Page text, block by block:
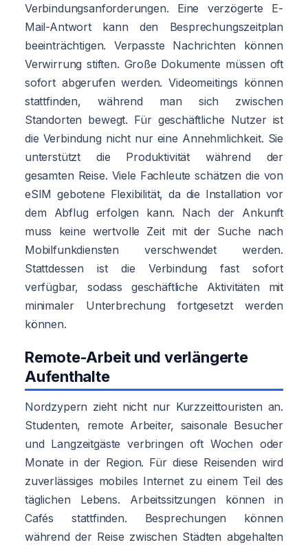
Verbindungsanforderungen. Eine verzögerte E-
Mail-Antwort kann den Besprechungszeitplan
beeinträchtigen. Verpasste Nachrichten können
Verwirrung stiften. Große Dokumente müssen oft
sofort abgerufen werden. Videomeitings können
stattfinden, während man sich zwischen
Standorten bewegt. Für geschäftliche Nutzer ist
die Verbindung nicht nur eine Annehmlichkeit. Sie
unterstützt die Produktivität während der
gesamten Reise. Viele Fachleute schätzen die von
eSIM gebotene Flexibilität, da die Installation vor
dem Abflug erfolgen kann. Nach der Ankunft
muss keine wertvolle Zeit mit der Suche nach
Mobilfunkdiensten verschwendet werden.
Stattdessen ist die Verbindung fast sofort
verfügbar, sodass geschäftliche Aktivitäten mit
minimaler Unterbrechung fortgesetzt werden
können.
Remote-Arbeit und verlängerte
Aufenthalte
Nordzypern zieht nicht nur Kurzzeittouristen an.
Studenten, remote Arbeiter, saisonale Besucher
und Langzeitgäste verbringen oft Wochen oder
Monate in der Region. Für diese Reisenden wird
zuverlässiges mobiles Internet zu einem Teil des
täglichen Lebens. Arbeitssitzungen können in
Cafés stattfinden. Besprechungen können
während der Reise zwischen Städten abgehalten